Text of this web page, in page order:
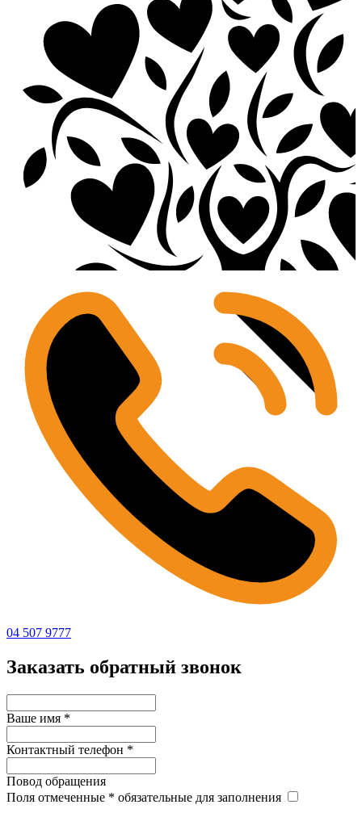
04 507 9777
Заказать обратный звонок
Ваше имя *
Контактный телефон *
Повод обращения
Поля отмеченные * обязательные для заполнения